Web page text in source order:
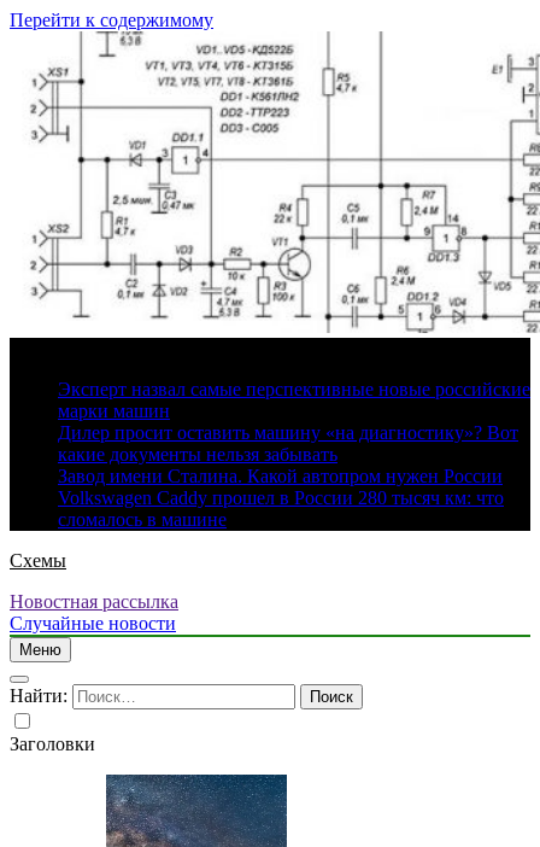
Перейти к содержимому
Эксперт назвал самые перспективные новые российские
марки машин
Дилер просит оставить машину «на диагностику»? Вот
какие документы нельзя забывать
Завод имени Сталина. Какой автопром нужен России
Volkswagen Caddy прошел в России 280 тысяч км: что
сломалось в машине
Схемы
Новостная рассылка
Случайные новости
Меню
Найти:
Заголовки